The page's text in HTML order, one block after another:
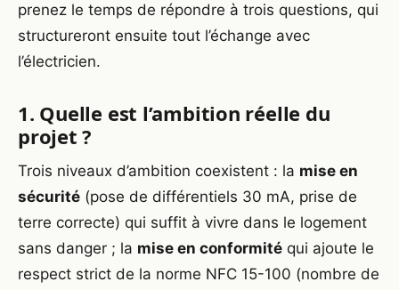
prenez le temps de répondre à trois questions, qui
structureront ensuite tout l’échange avec
l’électricien.
1. Quelle est l’ambition réelle du
projet ?
Trois niveaux d’ambition coexistent : la mise en
sécurité (pose de différentiels 30 mA, prise de
terre correcte) qui suffit à vivre dans le logement
sans danger ; la mise en conformité qui ajoute le
respect strict de la norme NFC 15-100 (nombre de